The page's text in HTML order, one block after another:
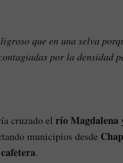
que en una selva
por la densidad
cruzado el río Magdalena
municipios desde
.